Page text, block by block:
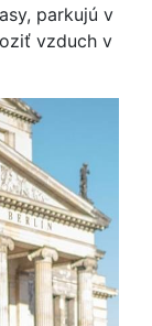
parkujú v
vzduch v